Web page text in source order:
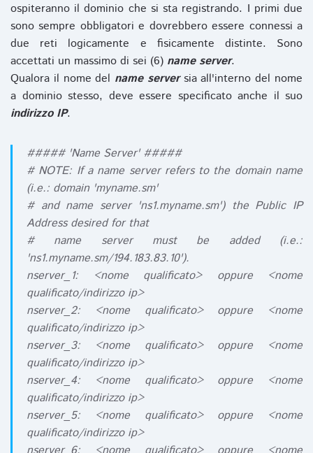
ospiteranno il dominio che si sta registrando. I primi due
sono sempre obbligatori e dovrebbero essere connessi a
due reti logicamente e fisicamente distinte. Sono
accettati un massimo di sei (6) name server.
Qualora il nome del name serversia all'interno del nome
a dominio stesso, deve essere specificato anche il suo
indirizzo IP.
##### 'Name Server' #####
# NOTE: If a name server refers to the domain name
(i.e.: domain 'myname.sm'
# and name server 'ns1.myname.sm') the Public IP
Address desired for that
# name server must be added (i.e.:
'ns1.myname.sm/194.183.83.10').
nserver_1: <nome qualificato> oppure <nome
qualificato/indirizzo ip>
nserver_2: <nome qualificato> oppure <nome
qualificato/indirizzo ip>
nserver_3: <nome qualificato> oppure <nome
qualificato/indirizzo ip>
nserver_4: <nome qualificato> oppure <nome
qualificato/indirizzo ip>
nserver_5: <nome qualificato> oppure <nome
qualificato/indirizzo ip>